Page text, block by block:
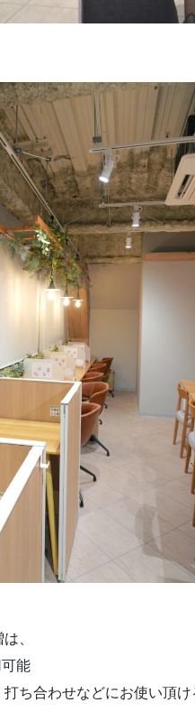
、
能
ち合わせなどにお使い頂け